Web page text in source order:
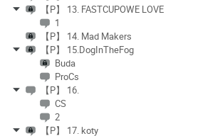
【P】 13. FASTCUPOWE LOVE
1
【P】 14. Mad Makers
【P】 15.DogInTheFog
Buda
ProCs
【P】 16.
CS
2
【P】 17. koty